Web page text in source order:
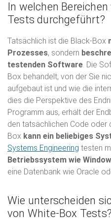
In welchen
Tests durchgeführt?
Tatsächlich ist die Black-Box
Prozesses, sondern
testenden Software. Die
Box behandelt, von der Sie
aufgebaut ist und wie die
dies die Perspektive des
Programm aus, erhält der
den tatsächlichen Code oder
Box kann ein beliebiges
Systems Engineering testen
Betriebssystem wie
eine Datenbank wie Oracle
Wie unterscheiden
von White-Box Tests?